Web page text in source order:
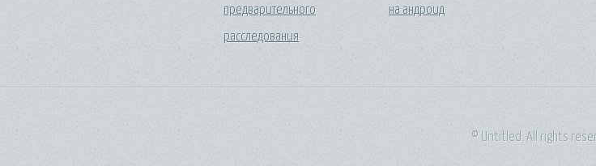
предварительного
расследования
на андроид
© Untitled. All rights